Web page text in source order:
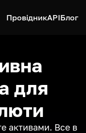
ПровідникAPIБлог
для
активами. Все в